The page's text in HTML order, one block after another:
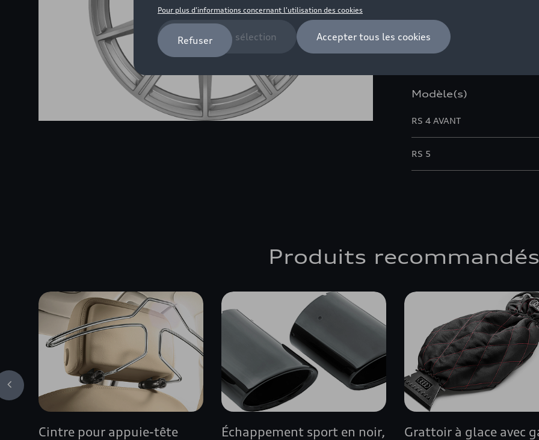
Améliorez le dynamisme de
en étoile pour pneu hiver de
Modèle(s)
RS 4 AVANT
RS 5
Produits
Cintre pour appuie-tête
Échappement sport en noir,
Grattoir à glace avec